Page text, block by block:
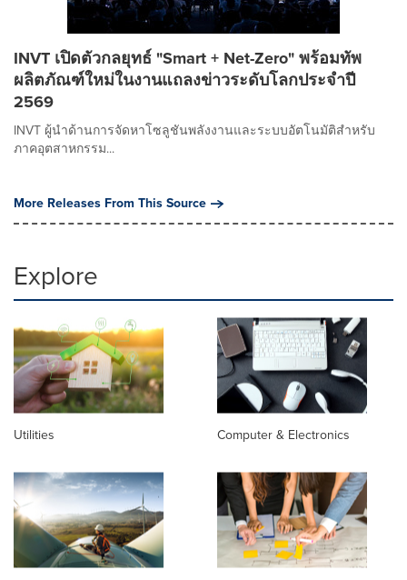
INVT เปิดตัวกลยุทธ์ "Smart + Net-Zero" พร้อมทัพ
ผลิตภัณฑ์ใหม่ในงานแถลงข่าวระดับโลกประจำปี
2569
INVT ผู้นำด้านการจัดหาโซลูชันพลังงานและระบบอัตโนมัติสำหรับ
ภาคอุตสาหกรรม...
More Releases From This Source
Explore
Utilities Computer & Electronics